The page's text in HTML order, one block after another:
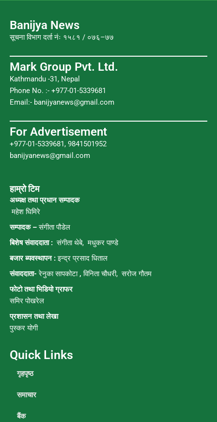
o
o
r
m
Banijya News
सूचना विभाग दर्ता नंः १५८१ / ०७६–७७
Mark Group Pvt. Ltd.
Kathmandu -31, Nepal
Phone No. :- +977-01-5339681
Email:- banijyanews@gmail.com
For Advertisement
+977-01-5339681, 9841501952
banijyanews@gmail.com
हाम्रो टिम
अध्यक्ष तथा प्रधान सम्पादक
महेश घिमिरे
सम्पादक –संगीता पौडेल
बिशेष संवाददाता : संगीता थेबे,मधुकर पाण्डे
बजार ब्यवस्थापन :इन्द्र प्रसाद धिताल
संवाददाता-रेनुका सापकोटा, विनिता चौधरी, सरोज गौतम
फोटो तथा भिडियो ग्राफर
समिर पोखरेल
प्रशासन तथा लेखा
पुस्कर योगी
Quick Links
गृहपृष्ठ
समाचार
बैंक